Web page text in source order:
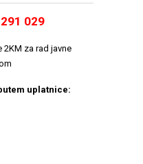
029
za rad javne
uplatnice: